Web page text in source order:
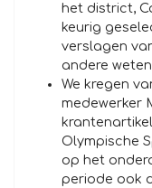
het district,
keurig
verslagen
andere
We kregen
medewerker
Olympische
op het
periode ook